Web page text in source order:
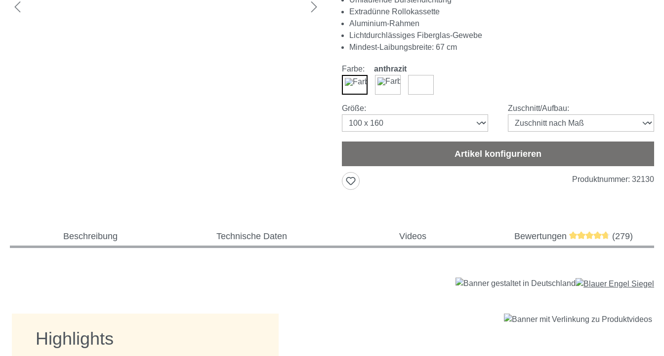
Extradünne Rollokassette
Aluminium-Rahmen
Lichtdurchlässiges Fiberglas-Gewebe
Mindest-Laibungsbreite: 67 cm
Farbe: anthrazit
anthrazit
Größeauswählen
: Zuschnitt/Aufbauauswählen
:
Artikel konfigurieren
Produktnummer: 32130
Beschreibung Technische Daten Videos Bewertungen Durchschnittliche
(279)
Highlights